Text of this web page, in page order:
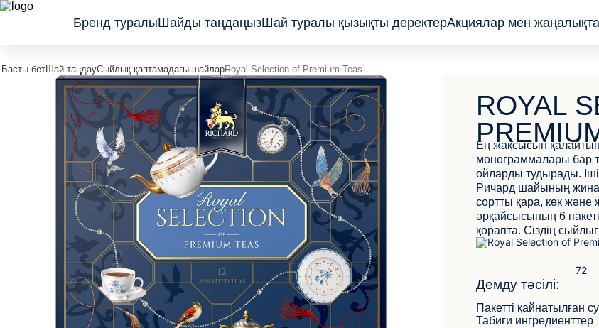
Бренд туралыШайды таңдаңыз
Классикалық
қара шайлар
Жемістер
мен шөптер
қосылған
шайлар
Көк шайлар
мен
тизандар
Сыйлық
қаптамадағы
шайлар
Wellness
коллекциясы
Пакеттелген
Жапырақ және
түйіршік
Пирамидалар
Шай туралы қызықты деректерАкциялар мен
Басты бетШай таңдауСыйлық қаптамадағы шайларRoyal Selection of Premium Teas
ROYAL
Ең жақсысын
монограммалары бар
ойларды тудырады.
Ричард шайының
сортты қара, көк
әрқайсысының 6
қорапта. Сіздің
Демду тәсілі:
Пакетті қайнатылған
Табиғи ингредиенттер